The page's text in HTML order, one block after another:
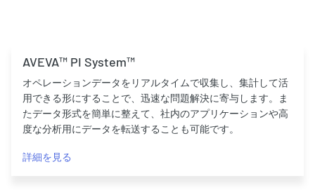
AVEVA™ PI System™
オペレーションデータをリアルタイムで収集し、集計して活
用できる形にすることで、迅速な問題解決に寄与します。ま
たデータ形式を簡単に整えて、社内のアプリケーションや高
度な分析用にデータを転送することも可能です。
詳細を見る